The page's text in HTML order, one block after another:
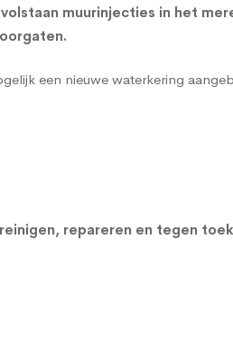
muurinjecties in het
een nieuwe waterkering
repareren en tegen